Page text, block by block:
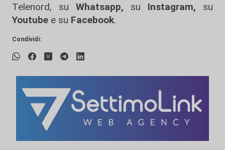
Telenord, su
Whatsapp, su Instagram, su
Youtube e su Facebook.
Condividi: